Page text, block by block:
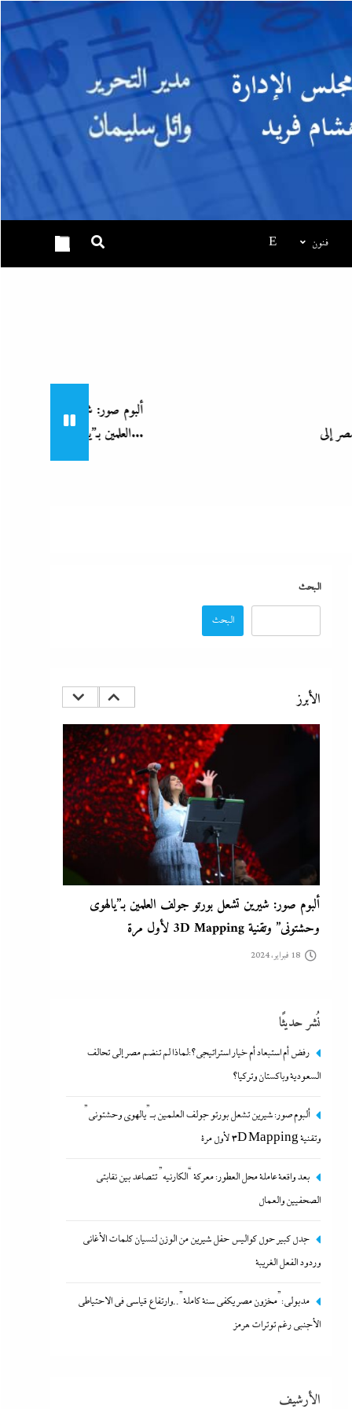
فنون E
ألبوم صور: شيرين تشعل بورتو جولف
البحث
البحث
الأبرز
جدل كبير حول كواليس حفل شيرين من الوزن لنسيان
تحالف السعودية وباكستان وتركيا؟
18 فبراير، 2024
ألبوم صور: شيرين تشعل بورتو جولف العلمين بـ”يالهوى
وحشتونى” وتقنية 3D Mapping لأول مرة
18 فبراير، 2024
بعد واقعة عاملة محل العطور: معركة “الكارنيه” تتصاعد بين
نقابتى الصحفيين والعمال
18 فبراير، 2024
جدل كبير حول كواليس حفل شيرين من الوزن لنسيان
نُشر حديثًا
رفض أم استبعاد أم خيار استراتيجي؟:لماذا لم تنضم مصر إلى تحالف
السعودية وباكستان وتركيا؟
ألبوم صور: شيرين تشعل بورتو جولف العلمين بـ”يالهوى وحشتونى”
وتقنية 3D Mapping لأول مرة
بعد واقعة عاملة محل العطور: معركة “الكارنيه” تتصاعد بين نقابتى
الصحفيين والعمال
جدل كبير حول كواليس حفل شيرين من الوزن لنسيان كلمات الأغانى
وردود الفعل الغريبة
مدبولي:”مخزون مصر يكفي سنة كاملة”..وارتفاع قياسي في الاحتياطي
الأجنبي رغم توترات هرمز
الأرشيف